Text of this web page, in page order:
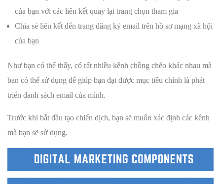
của bạn với các liên kết quay lại trang chọn tham gia
Chia sẻ liên kết đến trang đăng ký email trên hồ sơ mạng xã hội
của bạn
Như bạn có thể thấy, có rất nhiều kênh chồng chéo khác nhau mà
bạn có thể sử dụng để giúp bạn đạt được mục tiêu chính là phát
triển danh sách email của mình.
Trước khi bắt đầu tạo chiến dịch, bạn sẽ muốn xác định các kênh
mà bạn sẽ sử dụng.